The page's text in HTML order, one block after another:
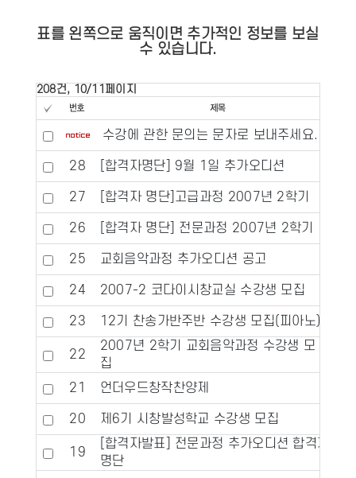
표를 왼쪽으로 움직이면 추가적인 정보를 보실
수 있습니다.
208건, 10/11페이지
수강에 관한 문의는 문자로 보내주세요.
28 [합격자명단] 9월 1일 추가오디션
27 [합격자 명단]고급과정 2007년 2학기
26 [합격자 명단] 전문과정 2007년 2학기
25 교회음악과정 추가오디션 공고
24 2007-2 코다이시창교실 수강생 모집
23 12기 찬송가반주반 수강생 모집(피아노)
22
2007년 2학기 교회음악과정 수강생 모
집
21
언더우드창작찬양제
20 제6기 시창발성학교 수강생 모집
19
[합격자발표] 전문과정 추가오디션 합격자
명단